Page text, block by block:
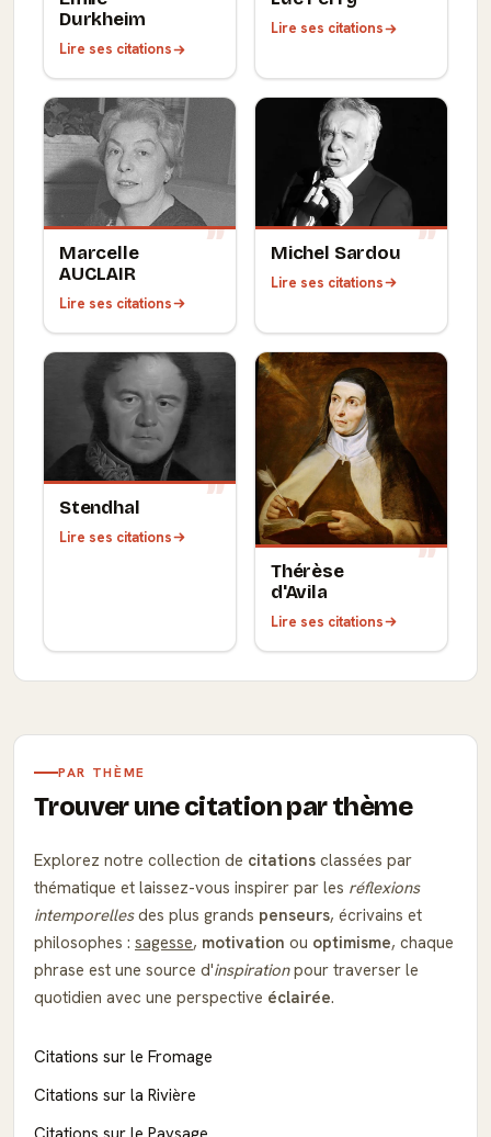
Durkheim
Lire ses citations
Lire ses citations
Marcelle
AUCLAIR
Lire ses citations
Michel Sardou
Lire ses citations
Stendhal
Lire ses citations
Thérèse
d'Avila
Lire ses citations
PAR THÈME
Trouver une citation par thème
Explorez notre collection de citations classées par
thématique et laissez-vous inspirer par les réflexions
intemporellesdes plus grands penseurs, écrivains et
philosophes : sagesse, motivation ou optimisme, chaque
phrase est une source d'inspirationpour traverser le
quotidien avec une perspective éclairée.
Citations sur le Fromage
Citations sur la Rivière